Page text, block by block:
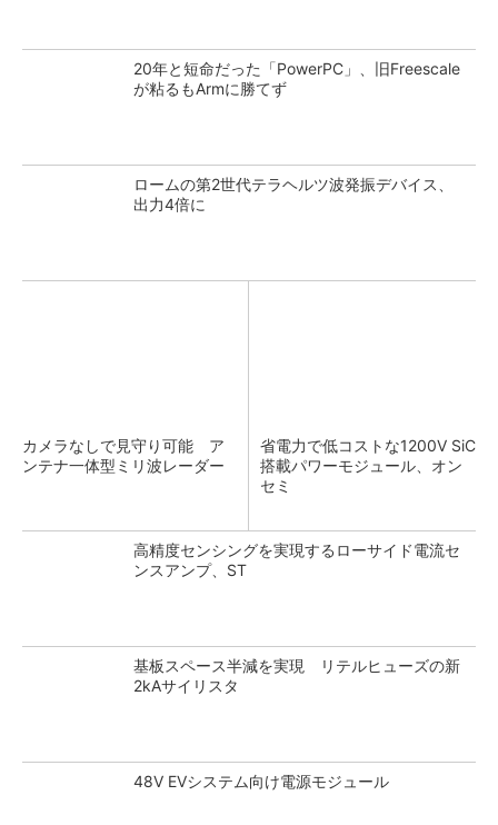
20年と短命だった「PowerPC」、旧Freescale
が粘るもArmに勝てず
ロームの第2世代テラヘルツ波発振デバイス、
出力4倍に
カメラなしで見守り可能 ア
ンテナ一体型ミリ波レーダー
省電力で低コストな1200V SiC
搭載パワーモジュール、オン
セミ
高精度センシングを実現するローサイド電流セ
ンスアンプ、ST
基板スペース半減を実現 リテルヒューズの新
2kAサイリスタ
48V EVシステム向け電源モジュール